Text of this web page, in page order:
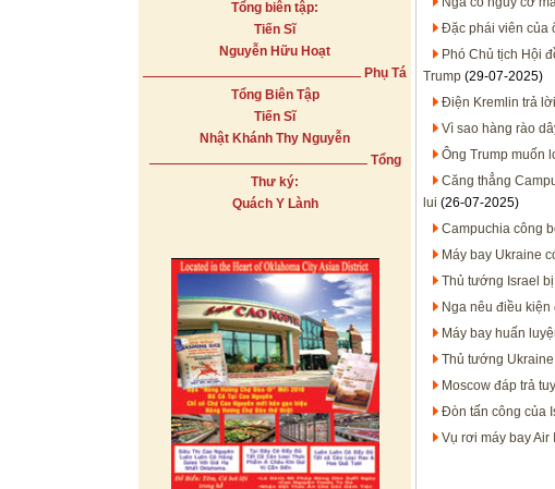
Tổng biên tập:
Tiến Sĩ
Nguyễn Hữu Hoạt
Phụ Tá
Tổng Biên Tập
Tiến Sĩ
Nhật Khánh Thy Nguyễn
Tổng
Thư ký:
Quách Y Lành
Đặc phái viên của
Phó Chủ tịch Hội
Trump (29-07-2025)
Điện Kremlin trả
Vì sao hàng rào
Ông Trump muốn
Căng thẳng
lui (26-07-2025)
Campuchia công
Máy bay Ukraine
Thủ tướng Israel
Nga nêu điều
Máy bay huấn
Thủ tướng
Moscow đáp trả
Đòn tấn công của
Vụ rơi máy bay